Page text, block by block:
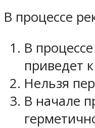
В процессе
В
приведет
Нельзя
В начале